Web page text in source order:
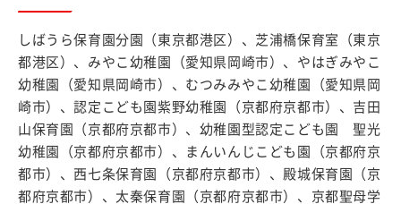
しばうら保育園分園（東京都港区）、芝浦橋保育室（東京
都港区）、みやこ幼稚園（愛知県岡崎市）、やはぎみやこ
幼稚園（愛知県岡崎市）、むつみみやこ幼稚園（愛知県岡
崎市）、認定こども園紫野幼稚園（京都府京都市）、吉田
山保育園（京都府京都市）、幼稚園型認定こども園 聖光
幼稚園（京都府京都市）、まんいんじこども園（京都府京
都市）、西七条保育園（京都府京都市）、殿城保育園（京
都府京都市）、太秦保育園（京都府京都市）、京都聖母学